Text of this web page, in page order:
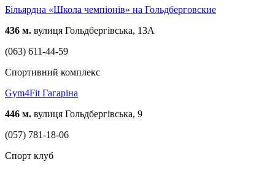
Більярдна «Школа чемпіонів» на Гольдберговские
436 м. вулиця Гольдбергівська, 13А
(063) 611-44-59
Спортивний комплекс
Gym4Fit Гагаріна
446 м. вулиця Гольдбергівська, 9
(057) 781-18-06
Спорт клуб